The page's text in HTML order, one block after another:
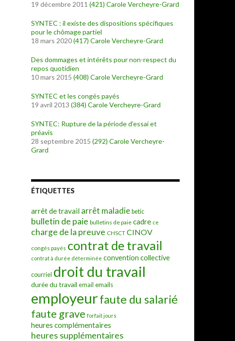
19 décembre 2011 (421) Carole Vercheyre-Grard
SYNTEC : il existe des dispositions spécifiques
pour le chômage partiel
18 mars 2020(417) Carole Vercheyre-Grard
Des dommages et intérêts pour non-respect du
repos quotidien
10 mars 2015 (408) Carole Vercheyre-Grard
SYNTEC et les congés payés
19 avril 2013 (384) Carole Vercheyre-Grard
SYNTEC: Rupture de la période d’essai et
préavis
28 septembre 2015 (292) Carole Vercheyre-
Grard
ÉTIQUETTES
arrêt de travail arrêt maladie betic
bulletin de paie bulletins de paie cadre ce
charge de la preuve CHSCT CINOV
congés payés contrat de travail
contrat à durée déterminée convention collective
courriel droit du travail
durée du travail email emails
employeurfaute du salarié
faute grave forfait jours
heures complémentaires
heures supplémentaires